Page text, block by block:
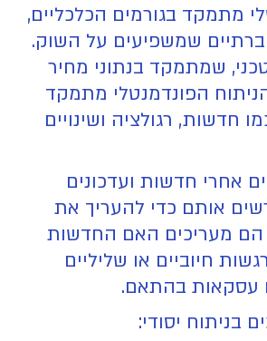
מתמקד בגורמים הכלכליים,
שמשפיעים על השוק.
טכני, שמתמקד בנתוני מחיר
הפונדמנטלי מתמקד
חדשות, רגולציה ושינויים
אחרי חדשות ועדכונים
אותם כדי להעריך את
מעריכים האם החדשות
חיוביים או שליליים
עסקאות בהתאם.
בניתוח יסודי: